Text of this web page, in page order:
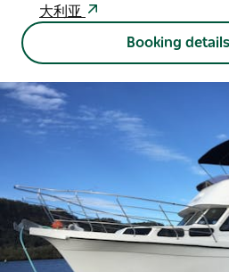
大利亚
Booking details